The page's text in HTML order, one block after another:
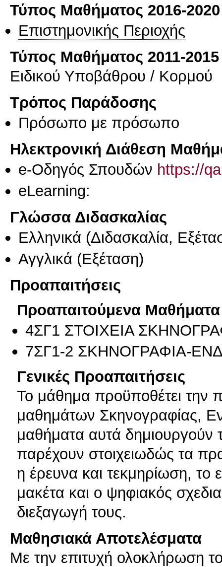
Τύπος Μαθήματος 2016-2020
Επιστημονικής Περιοχής
Τύπος Μαθήματος 2011-2015
Ειδικού Υποβάθρου / Κορμού
Τρόπος Παράδοσης
Πρόσωπο με πρόσωπο
Ηλεκτρονική Διάθεση
e-Οδηγός Σπουδών https://
eLearning:
Γλώσσα Διδασκαλίας
Ελληνικά (Διδασκαλία,
Αγγλικά (Εξέταση)
Προαπαιτήσεις
Προαπαιτούμενα Μαθήματα
4ΣΓ1 ΣΤΟΙΧΕΙΑ
7ΣΓ1-2 ΣΚΗΝΟΓΡΑΦΙΑ-
Γενικές Προαπαιτήσεις
Το μάθημα προϋποθέτει την
μαθημάτων Σκηνογραφίας,
μαθήματα αυτά δημιουργούν
παρέχουν στοιχειωδώς τα
η έρευνα και τεκμηρίωση, το
μακέτα και ο ψηφιακός
διεξαγωγή τους.
Μαθησιακά Αποτελέσματα
Με την επιτυχή ολοκλήρωση